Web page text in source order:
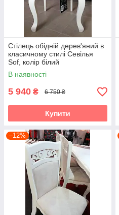
Стілець обідній дерев'яний в
класичному стилі Севілья
Sof, колір білий
В наявності
5 940 ₴ 6 750 ₴
Купити
–12%